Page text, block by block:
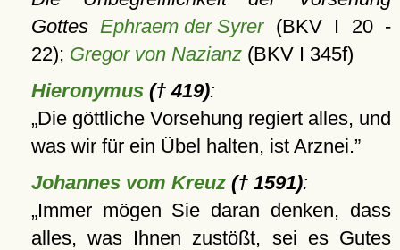
GottesEphraem der Syrer(BKV I 20 -
22); Gregor von Nazianz(BKV I 345f)
Hieronymus(† 419):
Die göttliche Vorsehung regiert alles, und
was wir für ein Übel halten, ist Arznei.
Johannes vom Kreuz(† 1591):
Immer mögen Sie daran denken, dass
alles, was Ihnen zustößt, sei es Gutes